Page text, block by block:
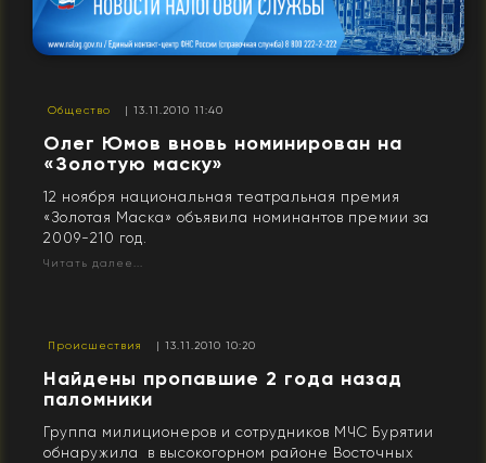
Общество | 13.11.2010 11:40
Олег Юмов вновь номинирован на
«Золотую маску»
12 ноября национальная театральная премия
«Золотая Маска» объявила номинантов премии за
2009-210 год.
Читать далее...
Происшествия | 13.11.2010 10:20
Найдены пропавшие 2 года назад
паломники
Группа милиционеров и сотрудников МЧС Бурятии
обнаружила в высокогорном районе Восточных